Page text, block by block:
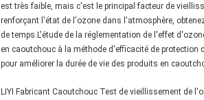
est très faible, mais c'est le principal facteur de
renforçant l'état de l'ozone dans l'atmosphère,
de temps.L'étude de la réglementation de l'effet
en caoutchouc à la méthode d'efficacité de
pour améliorer la durée de vie des produits en
LIYI Fabricant Caoutchouc Test de vieillissement de